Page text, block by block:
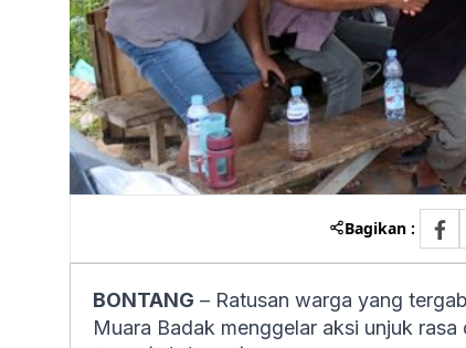
Bagikan :
BONTANG – Ratusan warga yang
Muara Badak menggelar aksi unjuk